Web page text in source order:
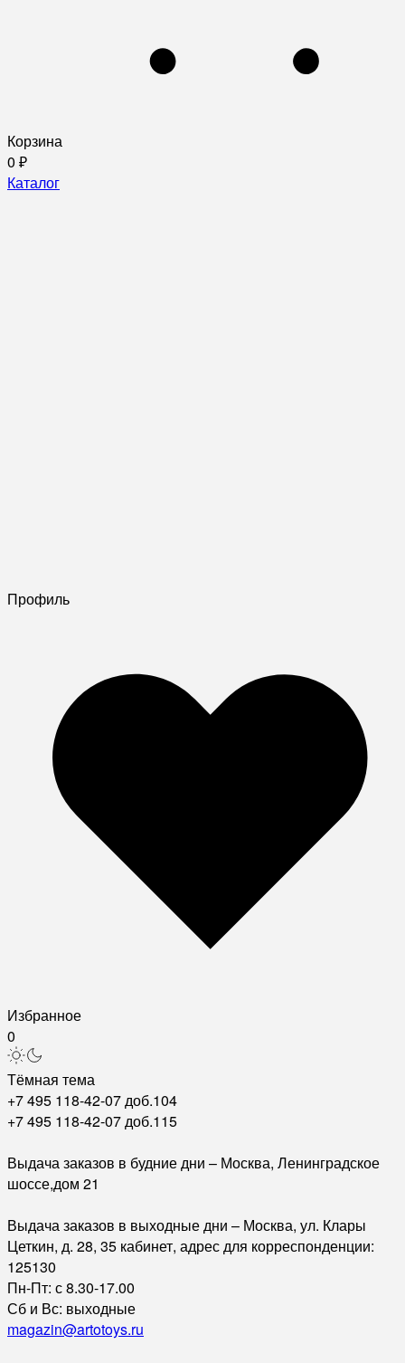
Корзина
0 ₽
Каталог
Профиль
Избранное
0
Тёмная тема
+7 495 118-42-07 доб.104
+7 495 118-42-07 доб.115
Выдача заказов в будние дни – Москва, Ленинградское
шоссе,дом 21
Выдача заказов в выходные дни – Москва, ул. Клары
Цеткин, д. 28, 35 кабинет, адрес для корреспонденции:
125130
Пн-Пт: с 8.30-17.00
Сб и Вс: выходные
magazin@artotoys.ru